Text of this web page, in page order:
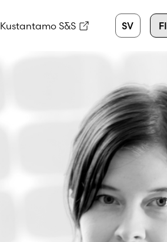
Kustantamo S&S SV FI